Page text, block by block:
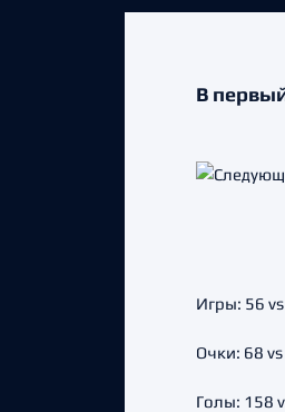
В
Игры: 56
Очки: 68
Голы: 158